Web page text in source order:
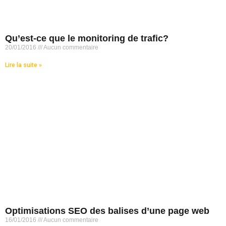
Qu’est-ce que le monitoring de trafic?
20/01/2016 Aucun commentaire
Lire la suite »
Optimisations SEO des balises d’une page web
16/01/2016 Aucun commentaire